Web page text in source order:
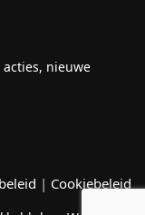
nieuwe
| Cookiebeleid